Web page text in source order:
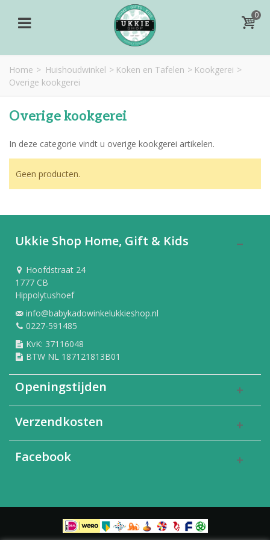
0
Home > Huishoudwinkel > Koken en Tafelen > Kookgerei >
Overige kookgerei
Overige kookgerei
In deze categorie vindt u overige kookgerei artikelen.
Geen producten.
Ukkie Shop Home, Gift & Kids
Hoofdstraat 24
1777 CB
Hippolytushoef
info@babykadowinkelukkieshop.nl
0227-591485
KvK: 37116048
BTW NL 187121813B01
Openingstijden
Verzendkosten
Facebook